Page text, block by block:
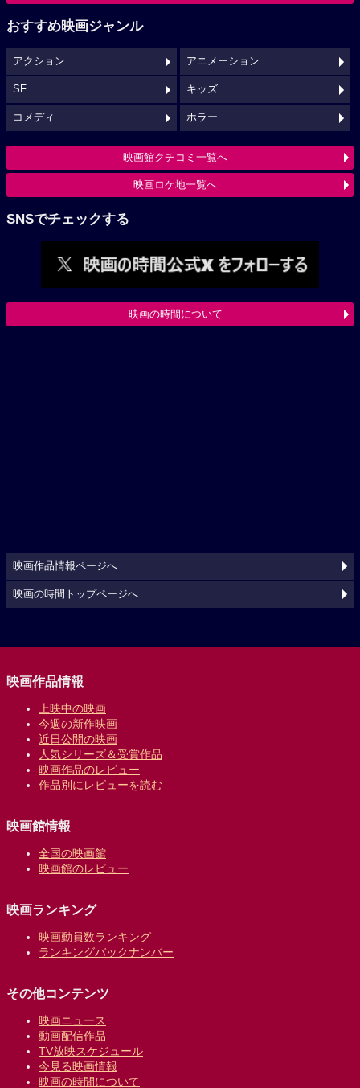
おすすめ映画ジャンル
アクション アニメーション
SF キッズ
コメディ ホラー
映画館クチコミ一覧へ
映画ロケ地一覧へ
SNSでチェックする
映画の時間について
映画作品情報ページへ
映画の時間トップページへ
映画作品情報
上映中の映画
今週の新作映画
近日公開の映画
人気シリーズ＆受賞作品
映画作品のレビュー
作品別にレビューを読む
映画館情報
全国の映画館
映画館のレビュー
映画ランキング
映画動員数ランキング
ランキングバックナンバー
その他コンテンツ
映画ニュース
動画配信作品
TV放映スケジュール
今見る映画情報
映画の時間について